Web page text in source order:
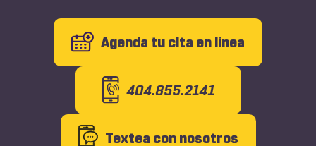
Agenda tu cita en línea
404.855.2141
Textea con nosotros